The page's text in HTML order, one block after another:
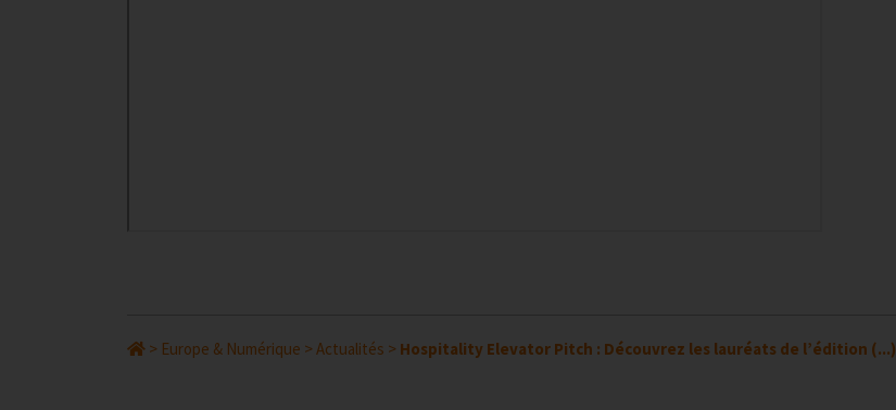
> Europe & Numérique >Actualités > Hospitality Elevator Pitch : Découvrez les lauréats de l’édition (...)